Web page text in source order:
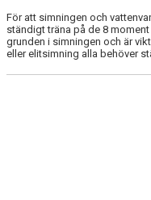
För att simningen och
ständigt träna på de 8
grunden i simningen och är
eller elitsimning alla behöver